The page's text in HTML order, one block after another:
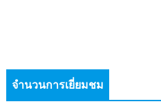
จำนวนการเยี่ยมชม